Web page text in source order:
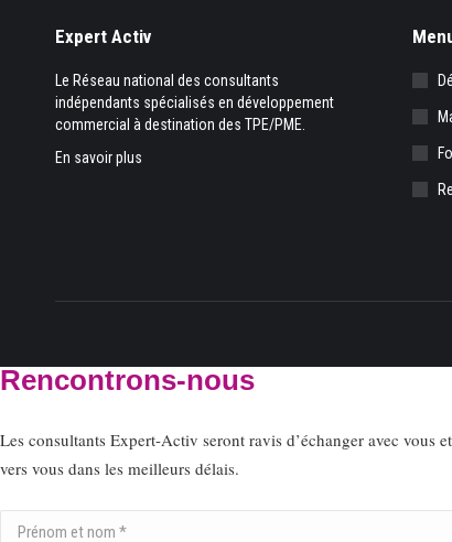
Expert Activ
Le Réseau national des consultants
indépendants spécialisés en développement
commercial à destination des TPE/PME.
En savoir plus
Rencontrons-nous
Les consultants Expert-Activ seront ravis d’échanger avec vous
vers vous dans les meilleurs délais.